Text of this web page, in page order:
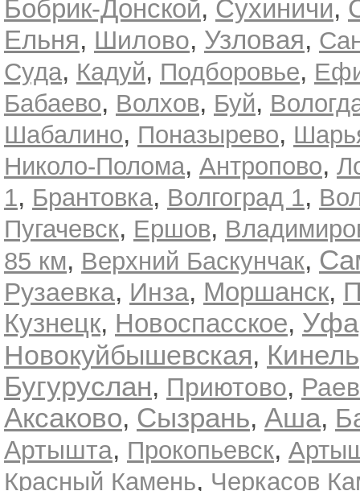
Бобрик-Донской, Сухиничи,
Ельня, Шилово, Узловая,
Суда, Кадуй, Подборовье,
Бабаево, Волхов, Буй,
Шабалино, Поназырево,
Николо-Полома, Антропово,
1, Брантовка, Волгоград 1,
Пугачевск, Ершов,
85 км, Верхний Баскунчак,
Рузаевка, Инза, Моршанск,
Кузнецк, Новоспасское, Уфа
Новокуйбышевская, Кинель
Бугуруслан, Приютово,
Аксаково, Сызрань, Аша,
Артышта, Прокопьевск,
Красный Камень, Черкасов